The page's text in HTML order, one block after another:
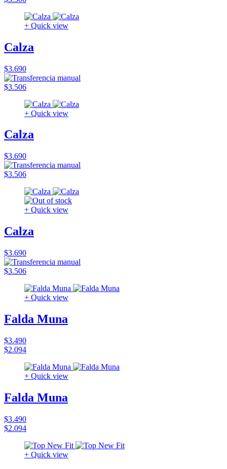
+ Quick view
Calza
$3.690
$3.506
+ Quick view
Calza
$3.690
$3.506
+ Quick view
Calza
$3.690
$3.506
+ Quick view
Falda Muna
$3.490
$2.094
+ Quick view
Falda Muna
$3.490
$2.094
+ Quick view